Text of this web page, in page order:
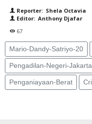
Reporter: Shela Octavia
Editor: Anthony Djafar
67
Mario-Dandy-Satriyo-20
Pengadilan-Negeri-
Penganiayaan-Berat